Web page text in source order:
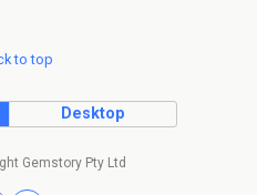
to top
Desktop
Gemstory Pty Ltd